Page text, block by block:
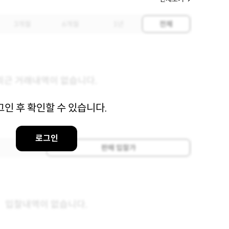
인 후 확인할 수 있습니다.
로그인
전체
판매 입찰가